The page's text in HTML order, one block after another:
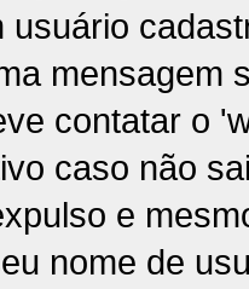
usuário
mensagem
contatar o
caso não
e
nome de